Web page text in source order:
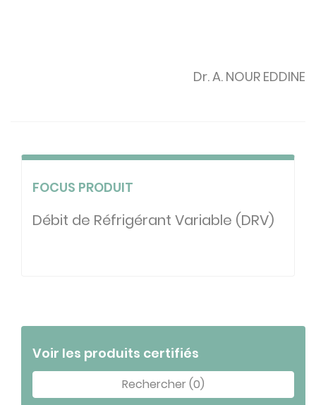
Dr. A. NOUR EDDINE
FOCUS PRODUIT
Débit de Réfrigérant Variable (DRV)
Voir les produits certifiés
Rechercher (0)